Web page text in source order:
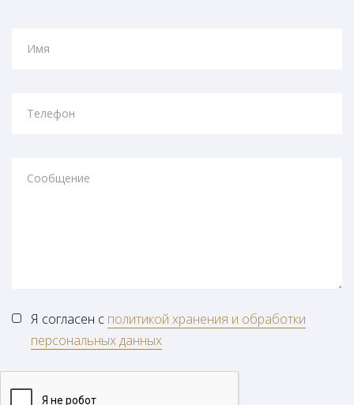
Имя
Телефон
Сообщение
Я согласен с политикой хранения и обработки
персональных данных